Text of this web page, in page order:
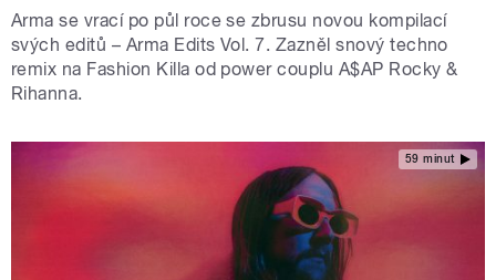
Arma se vrací po půl roce se zbrusu novou kompilací
svých editů – Arma Edits Vol. 7. Zazněl snový techno
remix na Fashion Killa od power couplu A$AP Rocky &
Rihanna.
59 minut